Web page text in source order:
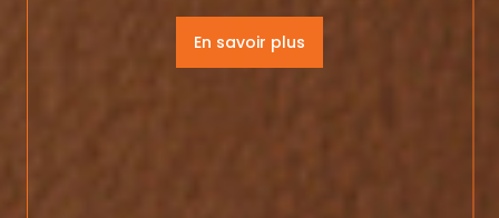
En savoir plus